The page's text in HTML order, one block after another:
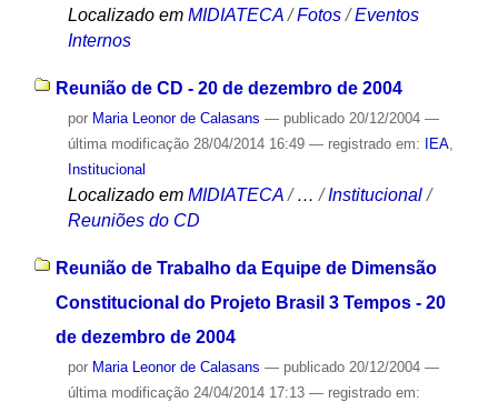
Localizado em MIDIATECA /Fotos /Eventos
Internos
Reunião de CD - 20 de dezembro de 2004
por Maria Leonor de Calasans — publicado20/12/2004 —
última modificação28/04/2014 16:49 — registrado em: IEA,
Institucional
Localizado em MIDIATECA /…/Institucional /
Reuniões do CD
Reunião de Trabalho da Equipe de Dimensão
Constitucional do Projeto Brasil 3 Tempos - 20
de dezembro de 2004
por Maria Leonor de Calasans — publicado20/12/2004 —
última modificação24/04/2014 17:13 — registrado em: